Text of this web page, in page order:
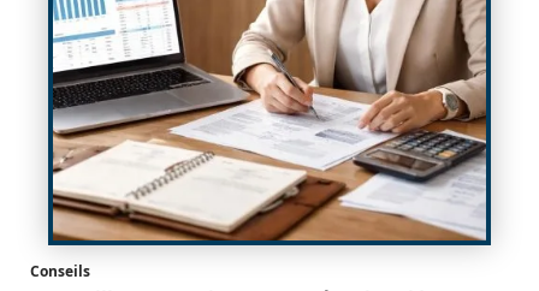
Conseils